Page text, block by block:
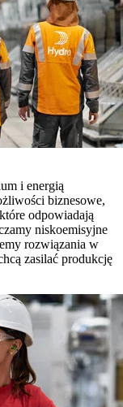
i energią
biznesowe,
odpowiadają
niskoemisyjne
rozwiązania w
zasilać produkcję